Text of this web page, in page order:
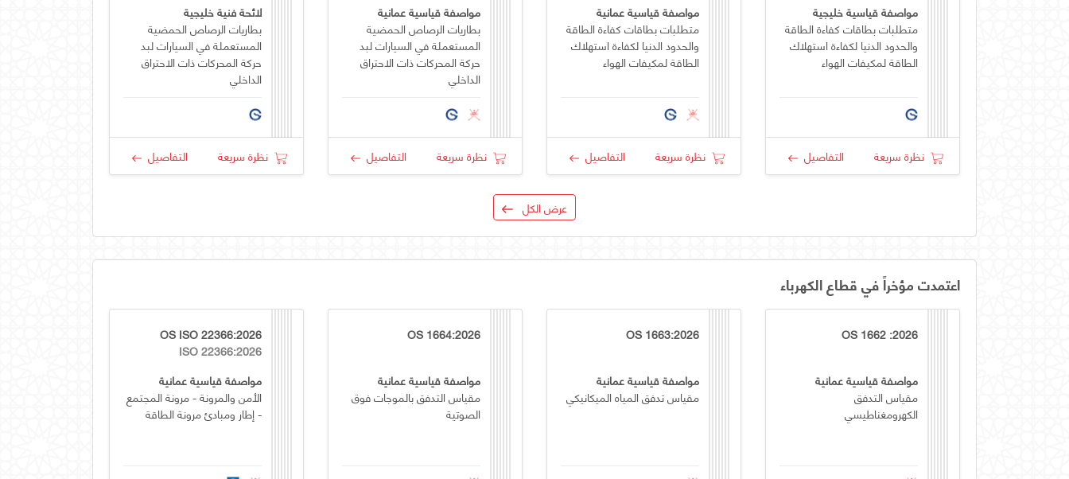
مواصفة قياسية خليجية
متطلبات بطاقات كفاءة الطاقة
والحدود الدنيا لكفاءة استهلاك
الطاقة لمكيفات الهواء
نظرة سريعة التفاصيل
مواصفة قياسية عمانية
متطلبات بطاقات كفاءة الطاقة
والحدود الدنيا لكفاءة استهلاك
الطاقة لمكيفات الهواء
نظرة سريعة التفاصيل
مواصفة قياسية عمانية
بطاريات الرصاص الحمضية
المستعملة في السيارات لبد
حركة المحركات ذات الاحتراق
الداخلي
نظرة سريعة التفاصيل
لائحة فنية خليجية
بطاريات الرصاص الحمضية
المستعملة في السيارات لبد
حركة المحركات ذات الاحتراق
الداخلي
نظرة سريعة التفاصيل
عرض الكل
اعتمدت مؤخراً في قطاع الكهرباء
OS 1662 :2026
مواصفة قياسية عمانية
مقياس التدفق
الكهرومغناطيسي
OS 1663:2026
مواصفة قياسية عمانية
مقياس تدفق المياه الميكانيكي
OS 1664:2026
مواصفة قياسية عمانية
مقياس التدفق بالموجات فوق
الصوتية
OS ISO 22366:2026
ISO 22366:2026
مواصفة قياسية عمانية
الأمن والمرونة - مرونة المجتمع
- إطار ومبادئ مرونة الطاقة